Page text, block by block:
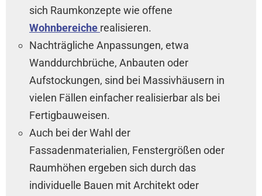
sich Raumkonzepte wie offene
Wohnbereiche realisieren.
Nachträgliche Anpassungen, etwa
Wanddurchbrüche, Anbauten oder
Aufstockungen, sind bei Massivhäusern in
vielen Fällen einfacher realisierbar als bei
Fertigbauweisen.
Auch bei der Wahl der
Fassadenmaterialien, Fenstergrößen oder
Raumhöhen ergeben sich durch das
individuelle Bauen mit Architekt oder